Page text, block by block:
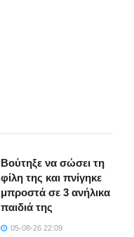
Βούτηξε να σώσει τη
φίλη της και πνίγηκε
μπροστά σε 3 ανήλικα
παιδιά της
05-08-26 22:09